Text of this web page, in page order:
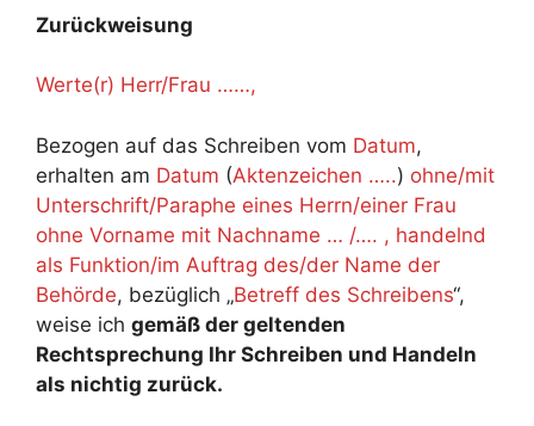
Zurückweisung
Werte(r) Herr/Frau ……,
Bezogen auf das Schreiben vom Datum,
erhalten am Datum (Aktenzeichen …..) ohne/mit
Unterschrift/Paraphe eines Herrn/einer Frau
ohne Vorname mit Nachname … /…. , handelnd
als Funktion/im Auftrag des/der Name der
Behörde, bezüglich „Betreff des Schreibens“,
weise ich gemäß der geltenden
Rechtsprechung Ihr Schreiben und Handeln
als nichtig zurück.